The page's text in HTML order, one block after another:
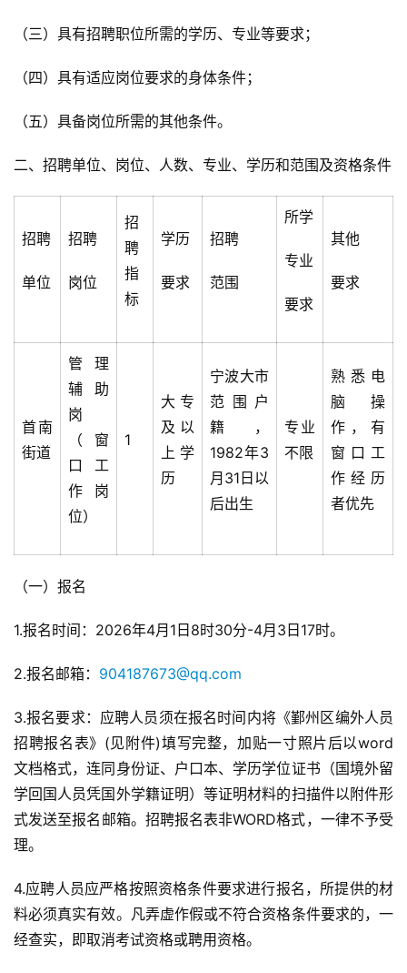
（三）具有招聘职位所需的学历、专业等要求；
（四）具有适应岗位要求的身体条件；
（五）具备岗位所需的其他条件。
二、招聘单位、岗位、人数、专业、学历和范围及资格条件
招聘
单位
招聘
岗位
招
聘
指
标
学历
要求
招聘
范围
所学
专业
要求
其他
要求
首南
街道
管理
辅助
岗
（窗
口工
作岗
位）
1
大专
及以
上学
历
宁波大市
范围户
籍，
1982年3
月31日以
后出生
专业
不限
熟悉电
脑操
作，有
窗口工
作经历
者优先
（一）报名
1.报名时间：2026年4月1日8时30分-4月3日17时。
2.报名邮箱： 904187673@qq.com
3.报名要求：应聘人员须在报名时间内将《鄞州区编外人员
招聘报名表》(见附件)填写完整，加贴一寸照片后以word
文档格式，连同身份证、户口本、学历学位证书（国境外留
学回国人员凭国外学籍证明）等证明材料的扫描件以附件形
式发送至报名邮箱。招聘报名表非WORD格式，一律不予受
理。
4.应聘人员应严格按照资格条件要求进行报名，所提供的材
料必须真实有效。凡弄虚作假或不符合资格条件要求的，一
经查实，即取消考试资格或聘用资格。